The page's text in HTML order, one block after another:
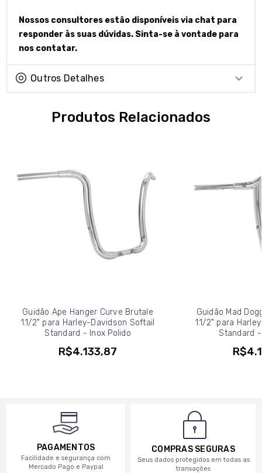
Nossos consultores estão disponíveis via chat para
responder às suas dúvidas. Sinta-se à vontade para
nos contatar.
Outros Detalhes
Produtos Relacionados
Guidão Ape Hanger Curve Brutale
1.1/2" para Harley-Davidson Softail
Standard - Inox Polido
R$4.133,87
Guidão Mad
1.1/2" para
Standard -
PAGAMENTOS
Facilidade e segurança com
Mercado Pago e Paypal
COMPRAS SEGURAS
Seus dados protegidos em todas as
transações